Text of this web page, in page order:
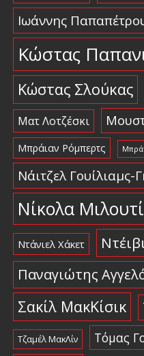
Ιωάννης
Κώστας
Κώστας Σλούκας
Ματ Λοτζέσκι
Μπράιαν Ρόμπερτς
Νάιτζελ Γουίλιαμς-
Νίκολα
Ντάνιελ Χάκετ
Παναγιώτης
Σακίλ ΜακΚίσικ
Τζαμέλ ΜακΛίν Τόμας